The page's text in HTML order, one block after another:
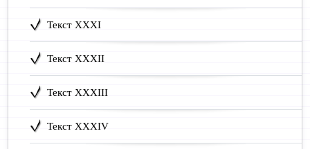
Текст XXXI
Текст XXXII
Текст XXXIII
Текст XXXIV